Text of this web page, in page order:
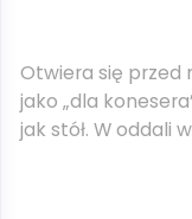
Otwiera się przed
jako „dla
jak stół. W oddali